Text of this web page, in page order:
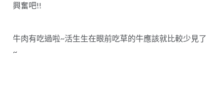
興奮吧!!
牛肉有吃過啦~活生生在眼前吃草的牛應該就比較少見了
~